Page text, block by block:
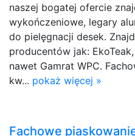
naszej bogatej ofercie
wykończeniowe, legary
do pielęgnacji desek.
producentów jak:
nawet Gamrat WPC.
kw... pokaż więcej »
Fachowe